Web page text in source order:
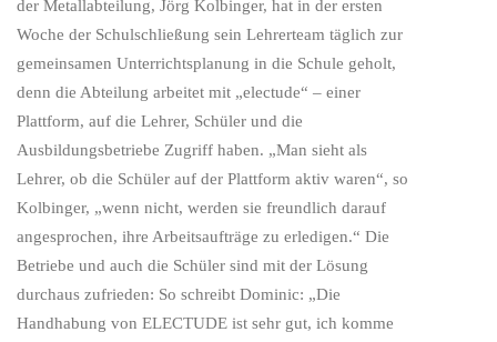
der Metallabteilung, Jörg Kolbinger, hat in der ersten
Woche der Schulschließung sein Lehrerteam täglich zur
gemeinsamen Unterrichtsplanung in die Schule geholt,
denn die Abteilung arbeitet mit „electude“ – einer
Plattform, auf die Lehrer, Schüler und die
Ausbildungsbetriebe Zugriff haben. „Man sieht als
Lehrer, ob die Schüler auf der Plattform aktiv waren“, so
Kolbinger, „wenn nicht, werden sie freundlich darauf
angesprochen, ihre Arbeitsaufträge zu erledigen.“ Die
Betriebe und auch die Schüler sind mit der Lösung
durchaus zufrieden: So schreibt Dominic: „Die
Handhabung von ELECTUDE ist sehr gut, ich komme